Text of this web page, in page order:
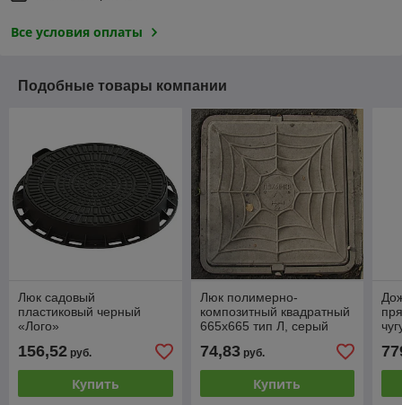
Все условия оплаты
Подобные товары компании
Люк садовый
пластиковый черный
«Лого»
156,52 руб.
Купить
Люк полимерно-
композитный квадратный
665х665 тип Л, серый
74,83руб.
Купить